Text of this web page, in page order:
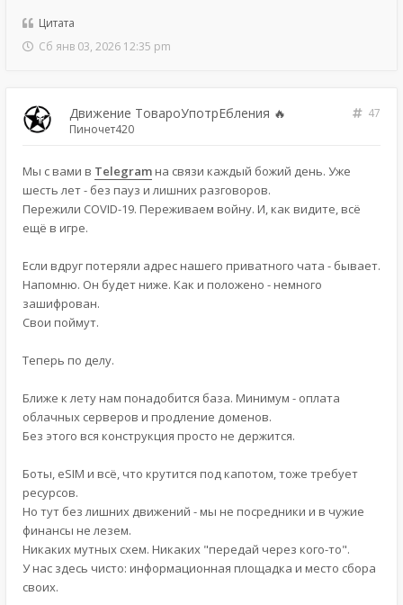
Цитата
Сб янв 03, 2026 12:35 pm
Движение ТовароУпотрЕбления 🔥
47
Пиночет420
Мы с вами в Telegram на связи каждый божий день. Уже
шесть лет - без пауз и лишних разговоров.
Пережили COVID-19. Переживаем войну. И, как видите, всё
ещё в игре.
Если вдруг потеряли адрес нашего приватного чата - бывает.
Напомню. Он будет ниже. Как и положено - немного
зашифрован.
Свои поймут.
Теперь по делу.
Ближе к лету нам понадобится база. Минимум - оплата
облачных серверов и продление доменов.
Без этого вся конструкция просто не держится.
Боты, eSIM и всё, что крутится под капотом, тоже требует
ресурсов.
Но тут без лишних движений - мы не посредники и в чужие
финансы не лезем.
Никаких мутных схем. Никаких "передай через кого-то".
У нас здесь чисто: информационная площадка и место сбора
своих.